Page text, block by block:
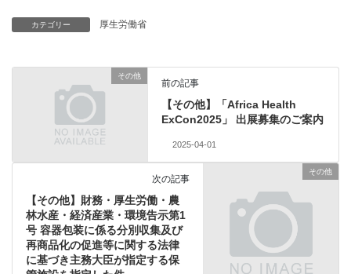
カテゴリー 厚生労働省
その他
前の記事
【その他】「Africa Health
ExCon2025」 出展募集のご案内
2025-04-01
その他
次の記事
【その他】財務・厚生労働・農
林水産・経済産業・環境告示第1
号 容器包装に係る分別収集及び
再商品化の促進等に関する法律
に基づき主務大臣が指定する保